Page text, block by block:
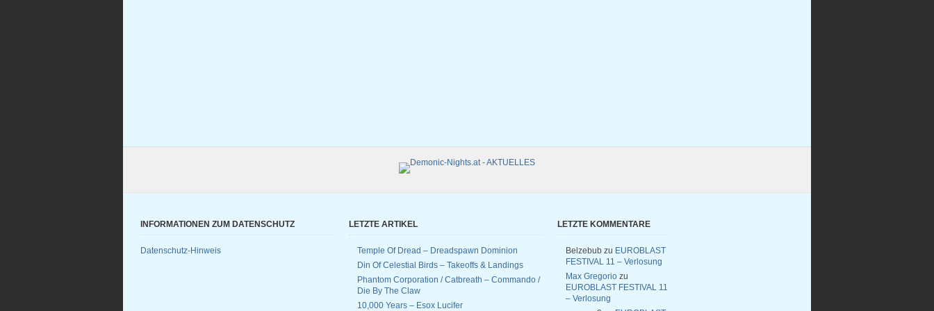
INFORMATIONEN ZUM DATENSCHUTZ
Datenschutz-Hinweis
LETZTE ARTIKEL
Temple Of Dread – Dreadspawn Dominion
Din Of Celestial Birds – Takeoffs & Landings
Phantom Corporation / Catbreath – Commando /
Die By The Claw
10,000 Years – Esox Lucifer
LETZTE KOMMENTARE
Belzebub zu EUROBLAST
FESTIVAL 11 – Verlosung
Max Gregorio zu
EUROBLAST FESTIVAL 11
– Verlosung